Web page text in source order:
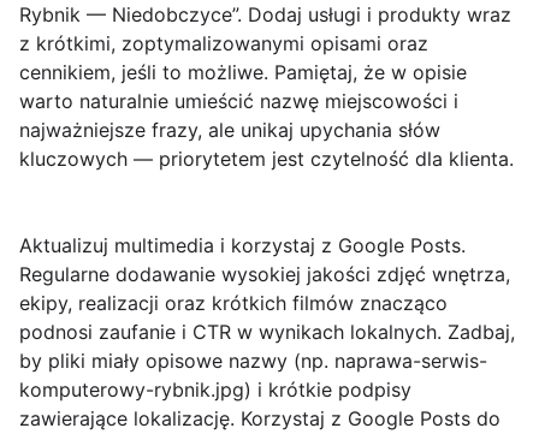
Rybnik — Niedobczyce”. Dodaj usługi i produkty wraz
z krótkimi, zoptymalizowanymi opisami oraz
cennikiem, jeśli to możliwe. Pamiętaj, że w opisie
warto naturalnie umieścić nazwę miejscowości i
najważniejsze frazy, ale unikaj upychania słów
kluczowych — priorytetem jest czytelność dla klienta.
Aktualizuj multimedia i korzystaj z Google Posts.
Regularne dodawanie wysokiej jakości zdjęć wnętrza,
ekipy, realizacji oraz krótkich filmów znacząco
podnosi zaufanie i CTR w wynikach lokalnych. Zadbaj,
by pliki miały opisowe nazwy (np. naprawa-serwis-
komputerowy-rybnik.jpg) i krótkie podpisy
zawierające lokalizację. Korzystaj z Google Posts do